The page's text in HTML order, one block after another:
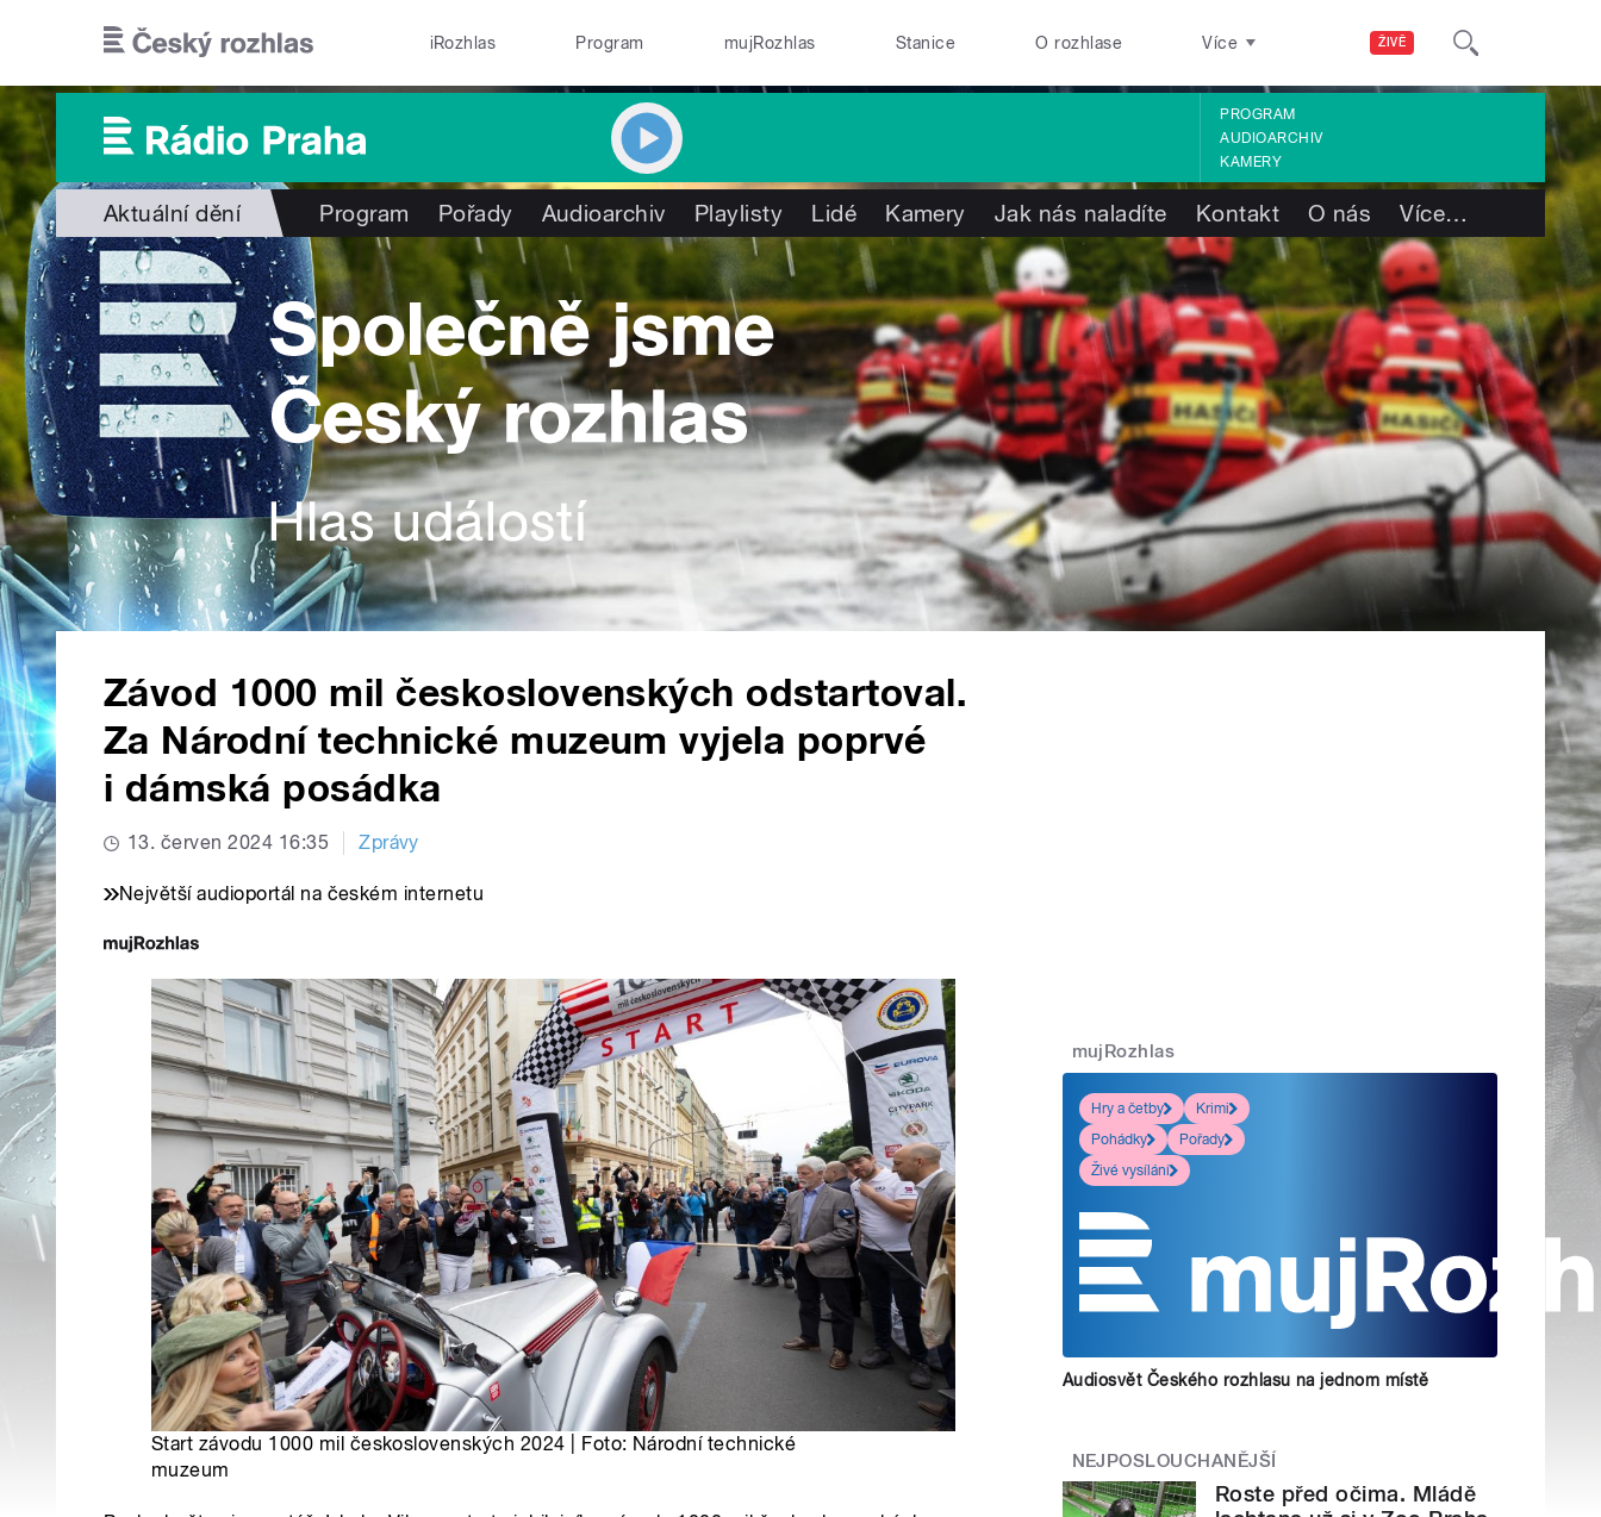
ŽIVĚ
iRozhlas Program mujRozhlas Stanice O rozhlase Více
PROGRAM
AUDIOARCHIV
KAMERY
Aktuální dění Program Pořady Audioarchiv Playlisty Lidé Kamery Jak nás naladíte Kontakt O nás Více…
Závod 1000 mil československých odstartoval.
Za Národní technické muzeum vyjela poprvé
i dámská posádka
13. červen 2024 16:35 Zprávy
Největší audioportál na českém internetu
Start závodu 1000 mil československých 2024 | Foto: Národní technické
muzeum
mujRozhlas
Hry a četby
Krimi
Pohádky
Pořady
Živé vysílání
Audiosvět Českého rozhlasu na jednom místě
NEJPOSLOUCHANĚJŠÍ
Roste před očima. Mládě